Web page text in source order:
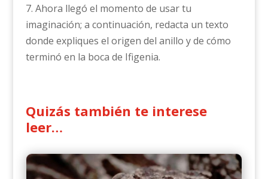
7. Ahora llegó el momento de usar tu
imaginación; a continuación, redacta un texto
donde expliques el origen del anillo y de cómo
terminó en la boca de Ifigenia.
Quizás también te interese
leer…